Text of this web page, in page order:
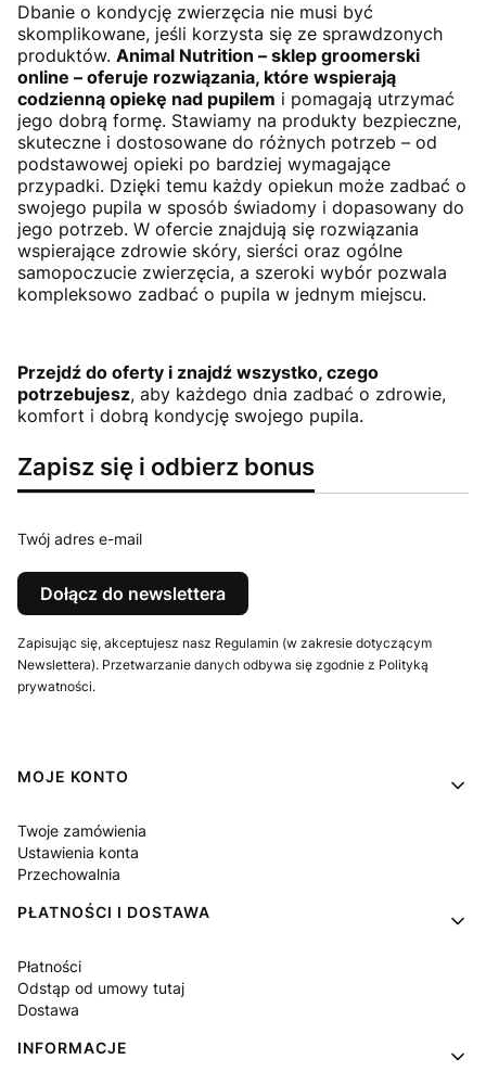
Dbanie o kondycję zwierzęcia nie musi być
skomplikowane, jeśli korzysta się ze sprawdzonych
produktów. Animal Nutrition – sklep groomerski
online – oferuje rozwiązania, które wspierają
codzienną opiekę nad pupilem i pomagają utrzymać
jego dobrą formę. Stawiamy na produkty bezpieczne,
skuteczne i dostosowane do różnych potrzeb – od
podstawowej opieki po bardziej wymagające
przypadki. Dzięki temu każdy opiekun może zadbać o
swojego pupila w sposób świadomy i dopasowany do
jego potrzeb. W ofercie znajdują się rozwiązania
wspierające zdrowie skóry, sierści oraz ogólne
samopoczucie zwierzęcia, a szeroki wybór pozwala
kompleksowo zadbać o pupila w jednym miejscu.
Przejdź do oferty i znajdź wszystko, czego
potrzebujesz, aby każdego dnia zadbać o zdrowie,
komfort i dobrą kondycję swojego pupila.
Zapisz się i odbierz bonus
Twój adres e-mail
Dołącz do newslettera
Zapisując się, akceptujesz nasz Regulamin (w zakresie dotyczącym
Newslettera). Przetwarzanie danych odbywa się zgodnie z Polityką
prywatności.
Linki w stopce
MOJE KONTO
Twoje zamówienia
Ustawienia konta
Przechowalnia
PŁATNOŚCI I DOSTAWA
Płatności
Odstąp od umowy tutaj
Dostawa
INFORMACJE